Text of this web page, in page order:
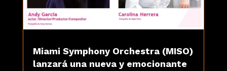
Miami Symphony Orchestra (MISO)
lanzará una nueva y emocionante